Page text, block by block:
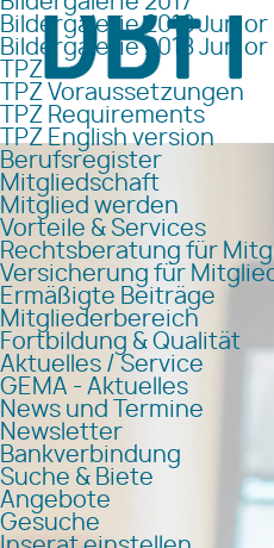
Bildergalerie 2018 Junior I
Bildergalerie 2018 Junior II
TPZ
TPZ Voraussetzungen
TPZ Requirements
TPZ English version
Berufsregister
Mitgliedschaft
Mitglied werden
Vorteile & Services
Rechtsberatung für
Versicherung für
Ermäßigte Beiträge
Mitgliederbereich
Fortbildung & Qualität
Aktuelles / Service
GEMA - Aktuelles
News und Termine
Newsletter
Bankverbindung
Suche & Biete
Angebote
Gesuche